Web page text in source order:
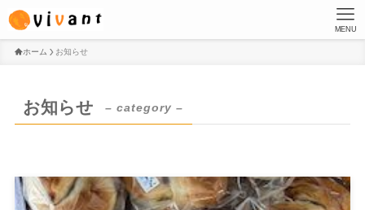
MENU
ホーム お知らせ
お知らせ – category –